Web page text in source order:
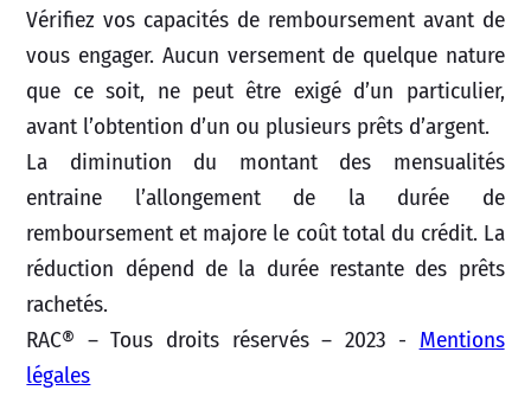
Vérifiez vos capacités de remboursement avant de
vous engager. Aucun versement de quelque nature
que ce soit, ne peut être exigé d’un particulier,
avant l’obtention d’un ou plusieurs prêts d’argent.
La diminution du montant des mensualités
entraine l’allongement de la durée de
remboursement et majore le coût total du crédit. La
réduction dépend de la durée restante des prêts
rachetés.
RAC® – Tous droits réservés – 2023 - Mentions
légales